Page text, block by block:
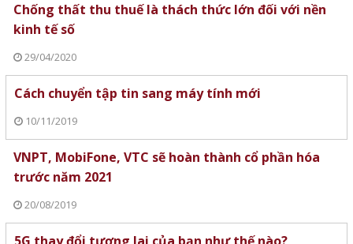
Chống thất thu thuế là thách thức lớn đối với nền
kinh tế số
29/04/2020
Cách chuyển tập tin sang máy tính mới
10/11/2019
VNPT, MobiFone, VTC sẽ hoàn thành cổ phần hóa
trước năm 2021
20/08/2019